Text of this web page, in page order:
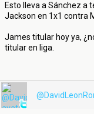
Esto lleva a Sánchez a
Jackson en 1x1 contra
James titular hoy ya,
titular en liga.